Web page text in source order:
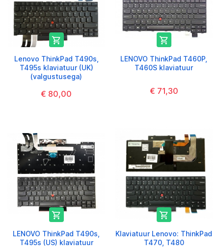

Lenovo ThinkPad T490s,
T495s klaviatuur (UK)
(valgustusega)
€ 80,00

LENOVO ThinkPad T460P,
T460S klaviatuur
€ 71,30

LENOVO ThinkPad T490s,
T495s (US) klaviatuur

Klaviatuur Lenovo: ThinkPad
T470, T480